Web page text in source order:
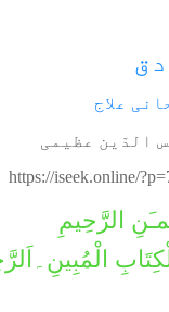
علاج
الدّین عظیمی
https://iseek.online/
الرَّحِيمِ